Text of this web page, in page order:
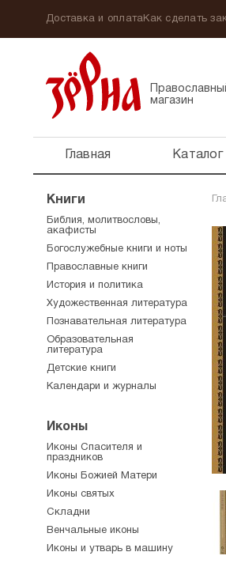
Доставка и оплатаКак сделать
магазин
Главная Каталог
Книги
Библия, молитвословы,
акафисты
Богослужебные книги и ноты
Православные книги
История и политика
Художественная литература
Познавательная литература
Образовательная
литература
Детские книги
Календари и журналы
Иконы
Иконы Спасителя и
праздников
Иконы Божией Матери
Иконы святых
Складни
Венчальные иконы
Иконы и утварь в машину